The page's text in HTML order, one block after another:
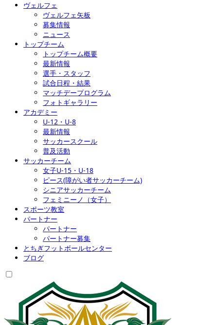
ヴェルフェ
ヴェルフェ矢板
募集情報
ニュース
トップチーム
トップチーム概要
最新情報
選手・スタッフ
試合日程・結果
マッチデープログラム
フォトギャラリー
アカデミー
U-12・U-8
最新情報
サッカースクール
普及活動
サッカーチーム
女子U-15・U-18
ピース(障がい者サッカーチーム)
シニアサッカーチーム
フェミニーノ（女子）
スポーツ教室
パートナー
パートナー
パートナー募集
とちぎフットボールセンター
ブログ